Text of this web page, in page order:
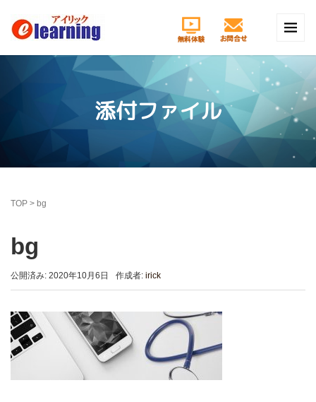
添付ファイル
TOP > bg
bg
公開済み: 2020年10月6日 作成者: irick